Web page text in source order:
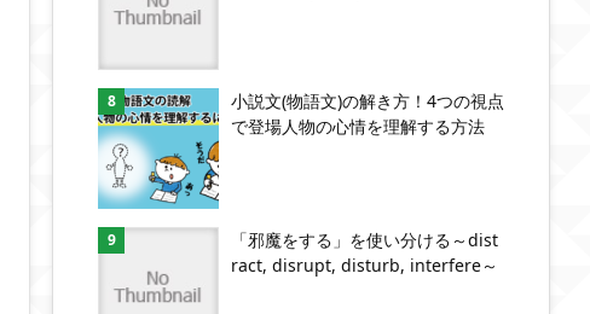
小説文(物語文)の解き方！4つの視点
で登場人物の心情を理解する方法
「邪魔をする」を使い分ける～dist
ract, disrupt, disturb, interfere～